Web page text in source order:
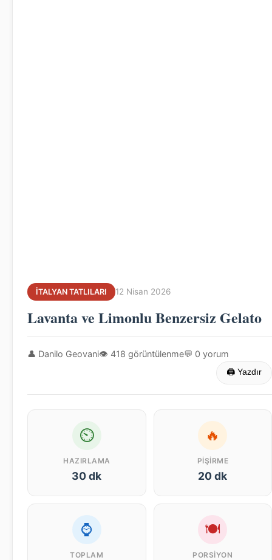
İTALYAN TATLILARI 12 Nisan 2026
Lavanta ve Limonlu Benzersiz Gelato
👤 Danilo Geovani👁 418 görüntülenme💬 0 yorum
🖨 Yazdır
⏲
HAZIRLAMA
30 dk
🔥
PIŞIRME
20 dk
⌚
TOPLAM
🍽
PORSIYON